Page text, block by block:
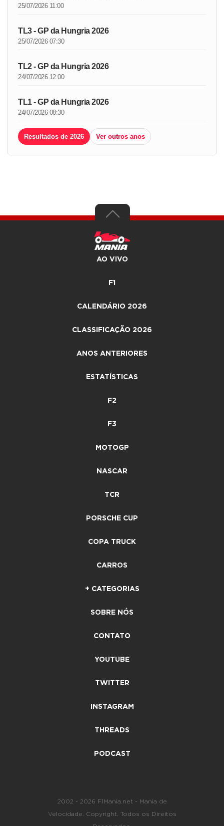
25/07/2026 11:00
TL3 - GP da Hungria 2026
25/07/2026 07:30
TL2 - GP da Hungria 2026
24/07/2026 12:00
TL1 - GP da Hungria 2026
24/07/2026 08:30
Resultados de 2026 Ver outros anos
AO VIVO
F1
CALENDÁRIO 2026
CLASSIFICAÇÃO 2026
ANOS ANTERIORES
ESTATÍSTICAS
F2
F3
MOTOGP
NASCAR
TCR
PORSCHE CUP
COPA TRUCK
CARROS
+ CATEGORIAS
SOBRE NÓS
CONTATO
YOUTUBE
TWITTER
INSTAGRAM
THREADS
PODCAST
2002 - 2026 F1Mania.net - Mania de
Velocidade. Copyright. Todos os Direitos